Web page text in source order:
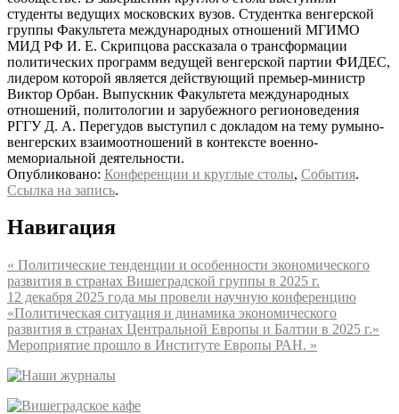
студенты ведущих московских вузов. Студентка венгерской
группы Факультета международных отношений МГИМО
МИД РФ И. Е. Скрипцова рассказала о трансформации
политических программ ведущей венгерской партии ФИДЕС,
лидером которой является действующий премьер-министр
Виктор Орбан. Выпускник Факультета международных
отношений, политологии и зарубежного регионоведения
РГГУ Д. А. Перегудов выступил с докладом на тему румыно-
венгерских взаимоотношений в контексте военно-
мемориальной деятельности.
Опубликовано: Конференции и круглые столы, События.
Ссылка на запись.
Навигация
« Политические тенденции и особенности экономического
развития в странах Вишеградской группы в 2025 г.
12 декабря 2025 года мы провели научную конференцию
«Политическая ситуация и динамика экономического
развития в странах Центральной Европы и Балтии в 2025 г.»
Мероприятие прошло в Институте Европы РАН. »